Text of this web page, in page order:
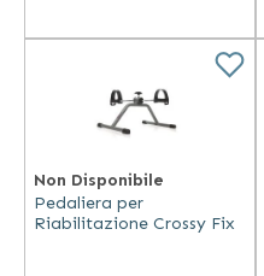
Non Disponibile
Pedaliera per
Riabilitazione Crossy Fix